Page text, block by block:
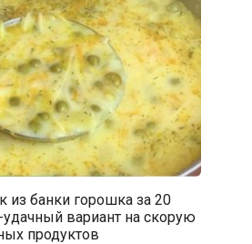
из банки горошка за 20
вариант на скорую
продуктов